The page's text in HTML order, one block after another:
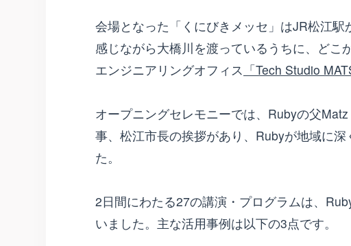
会場となった「くにびきメッセ」はJR松江
感じながら大橋川を渡っているうちに、どこ
エンジニアリングオフィス 「Tech Studio
オープニングセレモニーでは、Rubyの父
事、松江市長の挨拶があり、Rubyが地域に
た。
2日間にわたる27の講演・プログラムは、
いました。主な活用事例は以下の3点です。